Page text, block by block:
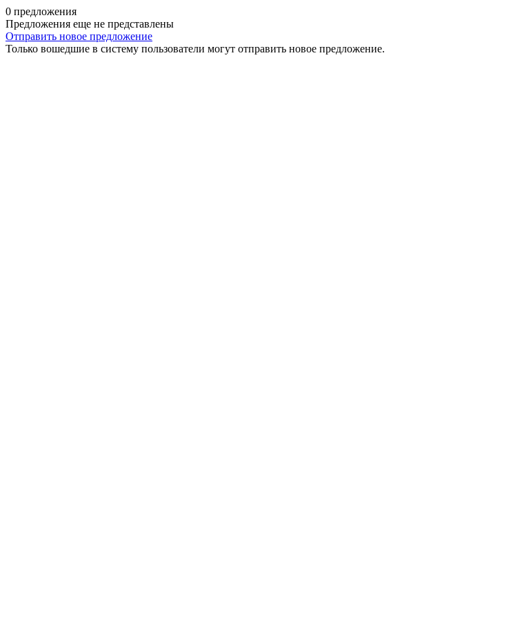
0 предложения
Предложения еще не представлены
Отправить новое предложение
Только вошедшие в систему пользователи могут отправить новое предложение.